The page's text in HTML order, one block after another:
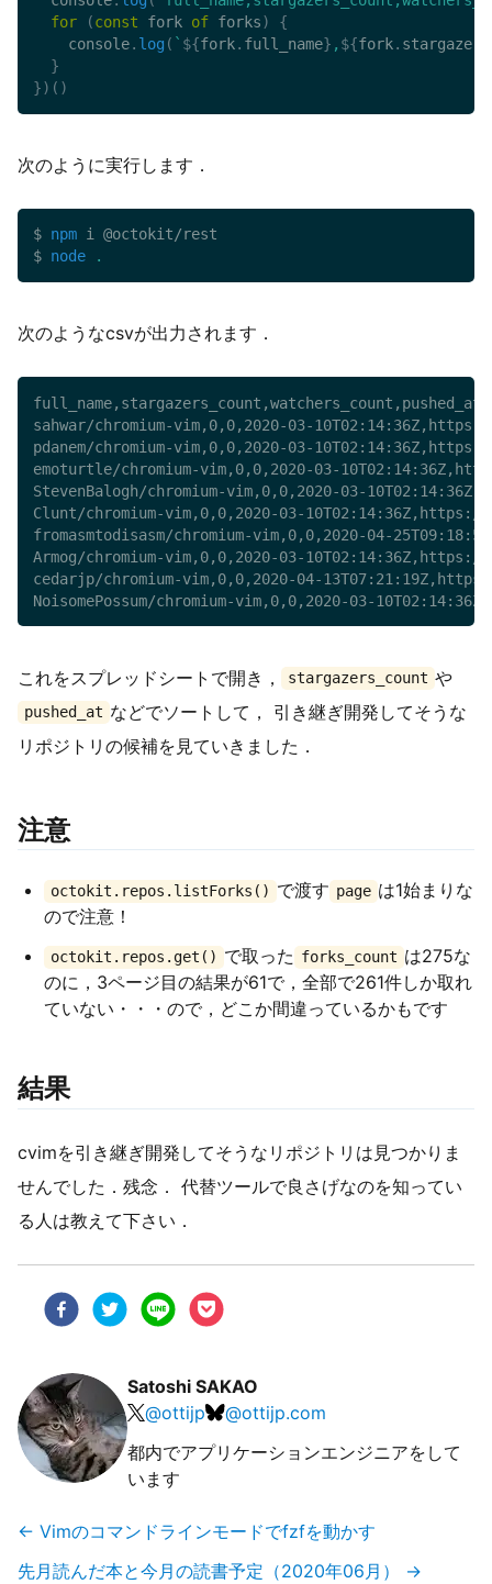
for
(const fork of forks)
{
    console
. log ( ` ${fork. full_name} , ${fork.
}
}) ( )
次のように実行します．
$ npm i @octokit/rest
$ node .
次のようなcsvが出力されます．
sahwar/chromium-vim,0,0,2020-03-
pdanem/chromium-vim,0,0,2020-03-
emoturtle/chromium-vim,0,0,2020-03-
StevenBalogh/chromium-vim,0,0,2020-03-
Clunt/chromium-vim,0,0,2020-03-
fromasmtodisasm/chromium-vim,0,0,2020-04-
Armog/chromium-vim,0,0,2020-03-10T02:14:36Z,https://
cedarjp/chromium-vim,0,0,2020-04-
NoisomePossum/chromium-vim,0,0,2020-03-
これをスプレッドシートで開き， stargazers_count や
pushed_at などでソートして， 引き継ぎ開発してそうな
リポジトリの候補を見ていきました．
注意
octokit.repos.listForks() で渡す page は1始まりな
ので注意！
octokit.repos.get() で取った forks_count は275な
のに，3ページ目の結果が61で，全部で261件しか取れ
ていない・・・ので，どこか間違っているかもです
結果
cvimを引き継ぎ開発してそうなリポジトリは見つかりま
せんでした．残念． 代替ツールで良さげなのを知ってい
る人は教えて下さい．
Satoshi SAKAO
@ottijp @ottijp.com
都内でアプリケーションエンジニアをして
います
← Vimのコマンドラインモードでfzfを動かす
先月読んだ本と今月の読書予定（2020年06月）
→